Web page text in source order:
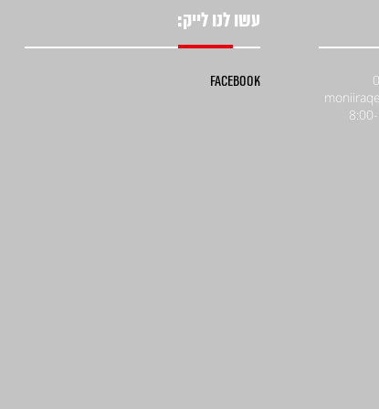
א' - ה : 8:00-
עשו לנו לייק:
Facebook